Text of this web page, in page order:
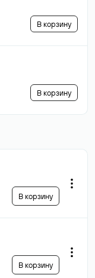
В корзину
В корзину
В корзину
В корзину